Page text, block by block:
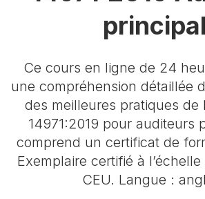
principal
Ce cours en ligne de 24
une compréhension détaillée
des meilleures pratiques de
14971:2019 pour auditeurs
comprend un certificat de
Exemplaire certifié à
CEU. Langue :